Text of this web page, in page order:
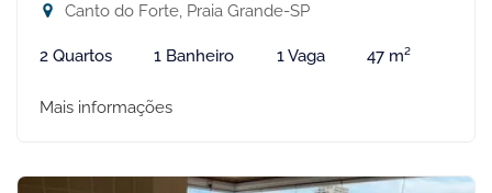
Canto do Forte, Praia Grande-SP
2 Quartos 1 Banheiro 1 Vaga 47 m²
Mais informações